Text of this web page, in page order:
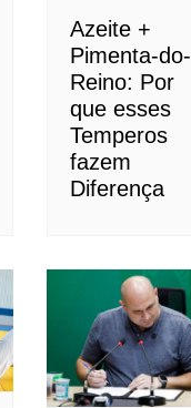
Azeite +
Pimenta-do-
Reino: Por
que esses
Temperos
fazem
Diferença